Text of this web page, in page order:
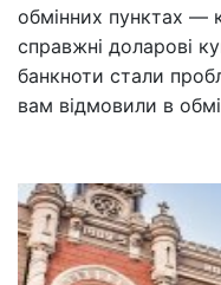
обмінних пунктах —
справжні доларові
банкноти стали
вам відмовили в